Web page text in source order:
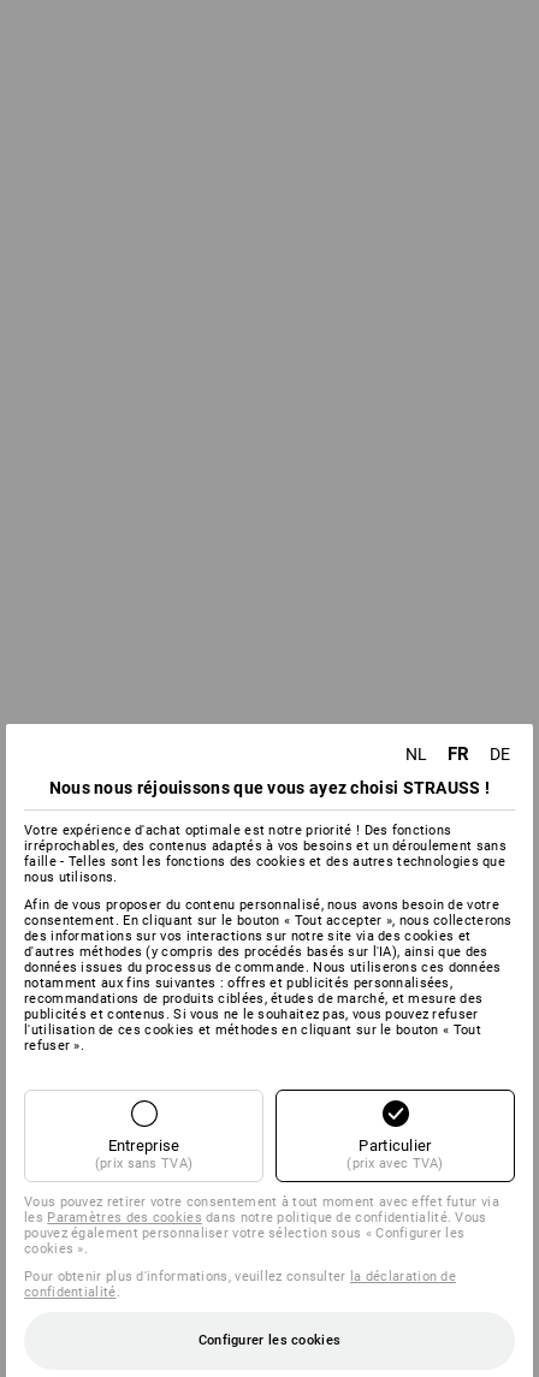
NL FR
DE
Nous nous réjouissons que vous ayez choisi STRAUSS !
Votre expérience d'achat optimale est notre priorité ! Des fonctions
irréprochables, des contenus adaptés à vos besoins et un déroulement sans
faille - Telles sont les fonctions des cookies et des autres technologies que
nous utilisons.
Afin de vous proposer du contenu personnalisé, nous avons besoin de votre
consentement. En cliquant sur le bouton « Tout accepter », nous collecterons
des informations sur vos interactions sur notre site via des cookies et
d'autres méthodes (y compris des procédés basés sur l'IA), ainsi que des
données issues du processus de commande. Nous utiliserons ces données
notamment aux fins suivantes : offres et publicités personnalisées,
recommandations de produits ciblées, études de marché, et mesure des
publicités et contenus. Si vous ne le souhaitez pas, vous pouvez refuser
l'utilisation de ces cookies et méthodes en cliquant sur le bouton « Tout
refuser ».
Entreprise
(prix sans TVA)
Particulier
(prix avec TVA)
Vous pouvez retirer votre consentement à tout moment avec effet futur via
les Paramètres des cookies dans notre politique de confidentialité. Vous
pouvez également personnaliser votre sélection sous « Configurer les
cookies ».
Pour obtenir plus d'informations, veuillez consulter la déclaration de
confidentialité.
Configurer les cookies